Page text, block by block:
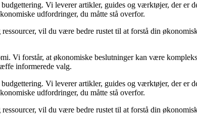
Vi leverer artikler, guides og værktøjer, der
udfordringer, du måtte stå overfor.
vil du være bedre rustet til at forstå din
Vi forstår, at økonomiske beslutninger kan være
informerede valg.
Vi leverer artikler, guides og værktøjer, der
udfordringer, du måtte stå overfor.
vil du være bedre rustet til at forstå din